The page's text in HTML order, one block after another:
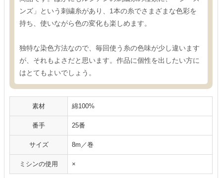
ンズ」という刺繍糸があり、1本の糸でさまざまな色彩を
持ち、使いながら色の変化も楽しめます。
独特な染色方法なので、毎回使う糸の色味が少し違います
が、それもよさだと思います。作品に個性を出したい方に
はとてもよいでしょう。
素材 綿100%
番手 25番
サイズ 8m／巻
ミシンの使用 ×